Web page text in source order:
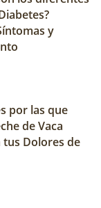
y
por las que
de Vaca
tus Dolores de